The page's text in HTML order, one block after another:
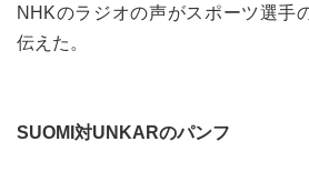
NHKのラジオの声がスポーツ選手
伝えた。
SUOMI対UNKARのパンフ